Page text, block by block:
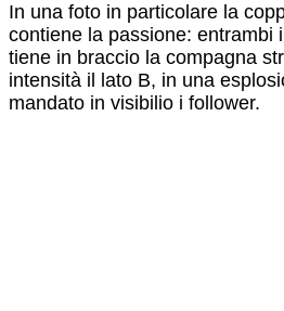
In una foto in particolare la
contiene la passione: entrambi
tiene in braccio la compagna
intensità il lato B, in una
mandato in visibilio i follower.